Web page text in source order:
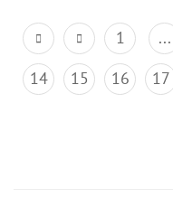
1 ...
14
15 16 17